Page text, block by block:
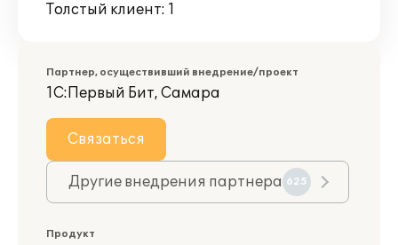
Толстый клиент: 1
Партнер, осуществивший внедрение/проект
1С:Первый Бит, Самара
Связаться
Другие внедрения партнера 625
Продукт